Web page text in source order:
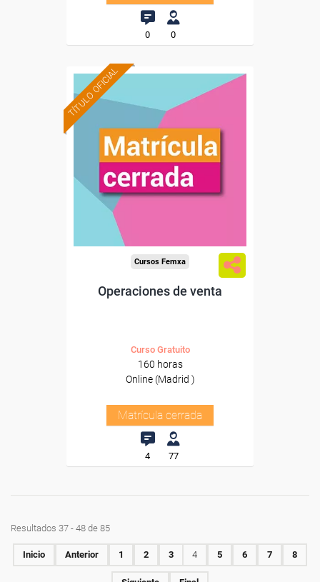
0 0
TÍTULO OFICIAL
Cursos Femxa
Operaciones de venta
Curso Gratuito
160 horas
Online (Madrid )
Matrícula cerrada
4 77
Resultados 37 - 48 de 85
Inicio Anterior 1 2 3 4 5 6 7 8